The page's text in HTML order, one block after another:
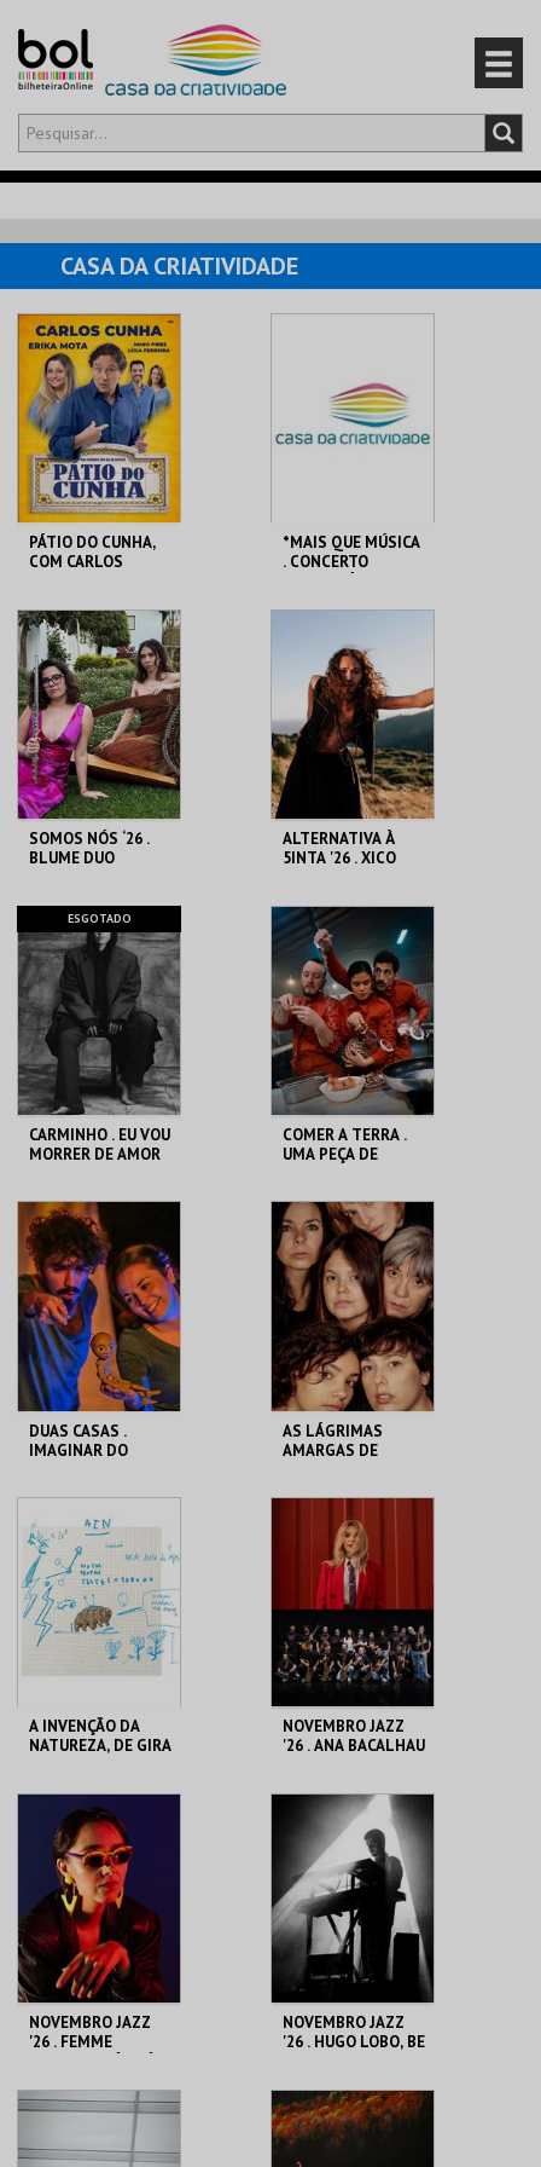
Olá,iniciar sessão
CARRINHO
EVENTOS
CARTÕES
PRODUTOS
CASA DA CRIATIVIDADE
PÁTIO DO CUNHA,
COM CARLOS
CASA DA
CRIATIVIDADE
MAIS INFO
COMPRAR
*MAIS QUE MÚSICA
. CONCERTO
CRIATIVIDADE
MAIS INFO
COMPRAR
SOMOS NÓS ‘26 .
BLUME DUO
CASA DA
CRIATIVIDADE
MAIS INFO
COMPRAR
ALTERNATIVA À
5INTA '26 . XICO
CASA DA
CRIATIVIDADE
MAIS INFO
COMPRAR
ESGOTADO
CARMINHO . EU VOU
MORRER DE AMOR
CASA DA
CRIATIVIDADE
MAIS INFO
COMER A TERRA .
UMA PEÇA DE
CASA DA
CRIATIVIDADE
MAIS INFO
COMPRAR
DUAS CASAS .
IMAGINAR DO
CRIATIVIDADE
MAIS INFO
COMPRAR
AS LÁGRIMAS
AMARGAS DE
CRIATIVIDADE
MAIS INFO
COMPRAR
A INVENÇÃO DA
NATUREZA, DE GIRA
CASA DA
CRIATIVIDADE
MAIS INFO
COMPRAR
NOVEMBRO JAZZ
'26 . ANA BACALHAU
CASA DA
CRIATIVIDADE
MAIS INFO
COMPRAR
NOVEMBRO JAZZ
'26 . FEMME
CASA DA
CRIATIVIDADE
NOVEMBRO JAZZ
'26 . HUGO LOBO, BE
CASA DA
CRIATIVIDADE